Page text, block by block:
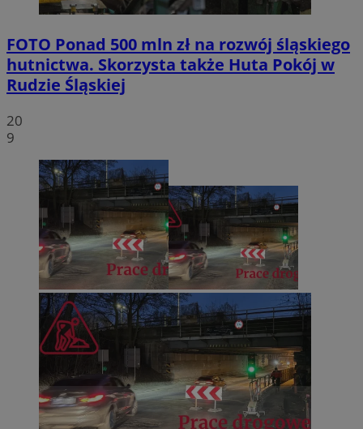
FOTO Ponad 500 mln zł na rozwój śląskiego
hutnictwa. Skorzysta także Huta Pokój w
Rudzie Śląskiej
20
9